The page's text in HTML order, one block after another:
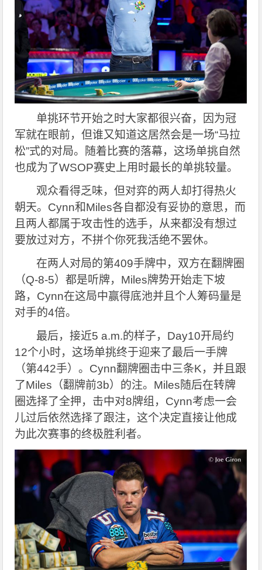
单挑环节开始之时大家都很兴奋，因为冠
军就在眼前，但谁又知道这居然会是一场“马拉
松”式的对局。随着比赛的落幕，这场单挑自然
也成为了WSOP赛史上用时最长的单挑较量。
观众看得乏味，但对弈的两人却打得热火
朝天。Cynn和Miles各自都没有妥协的意思，而
且两人都属于攻击性的选手，从来都没有想过
要放过对方，不拼个你死我活绝不罢休。
在两人对局的第409手牌中，双方在翻牌圈
（Q-8-5）都是听牌，Miles牌势开始走下坡
路，Cynn在这局中赢得底池并且个人筹码量是
对手的4倍。
最后，接近5 a.m.的样子，Day10开局约
12个小时，这场单挑终于迎来了最后一手牌
（第442手）。Cynn翻牌圈击中三条K，并且跟
了Miles（翻牌前3b）的注。Miles随后在转牌
圈选择了全押，击中对8牌组，Cynn考虑一会
儿过后依然选择了跟注，这个决定直接让他成
为此次赛事的终极胜利者。